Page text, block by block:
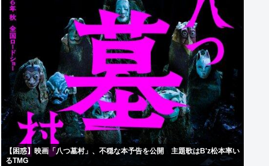
【困惑】映画「八つ墓村」、不穏な本予告を公開 主題歌はB'z松本率い
るTMG